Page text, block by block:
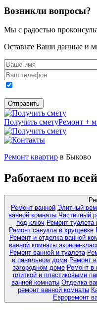
Возникли вопросы?
Мы с радостью
Оставьте Ваши данные и
Получить сметуРемонт +
Ремонт квартир в Быково
Работаем по
Ремонт ванной Элитный
ванной комнаты Частичный
под ключ Ремонт туалета
Ремонт санузла в хрущевке
Ремонт и отделка ванной
ванной комнаты эконом-
Ремонт ванной и туалета
в панельном доме Ремонт
загородном доме Ремонт в
плиткой и пластиковыми
ванной комнаты Отделка
ремонт ванной комнаты
Евроремонт